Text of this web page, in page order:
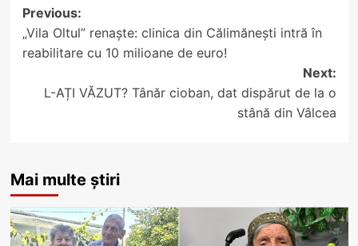
Post
navigation
Previous:
„Vila Oltul” renaște: clinica din Călimănești intră în
reabilitare cu 10 milioane de euro!
Next:
L-AȚI VĂZUT? Tânăr cioban, dat dispărut de la o
stână din Vâlcea
Mai multe știri